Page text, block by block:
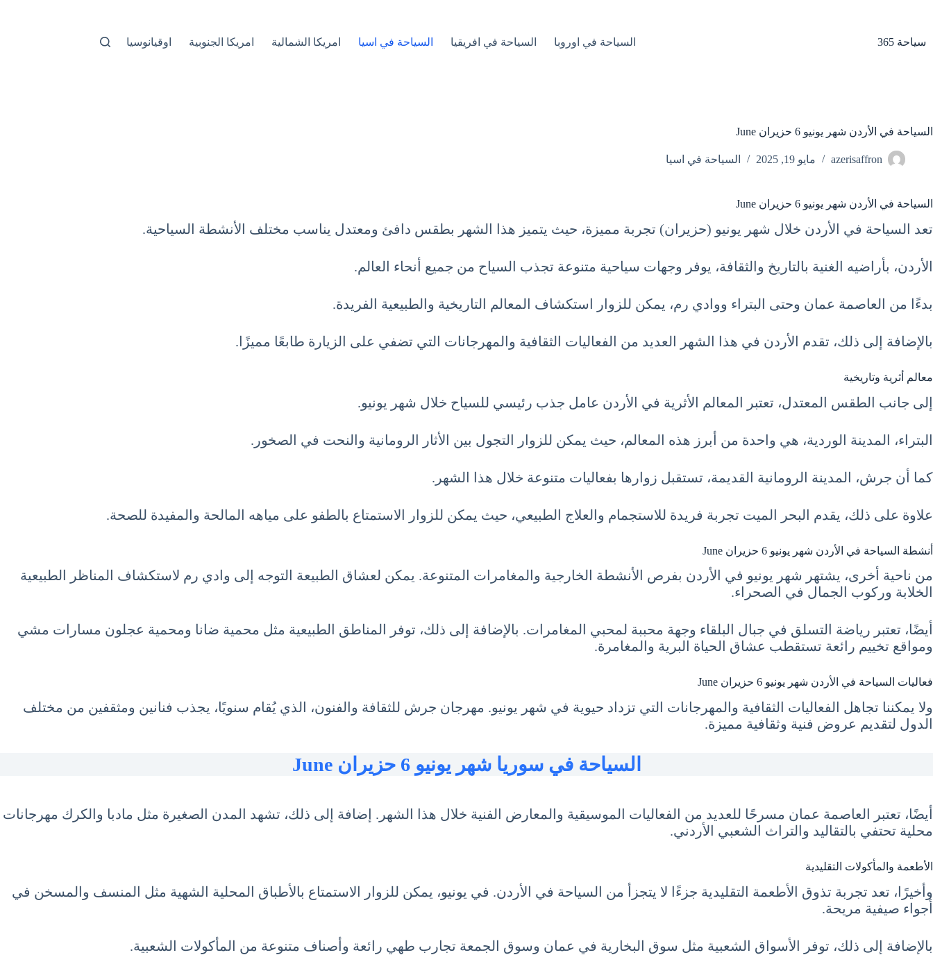
سياحة 365 السياحة في اوروبا السياحة في افريقيا السياحة في اسيا امريكا الشمالية امريكا الجنوبية اوقيانوسيا
السياحة في الأردن شهر يونيو 6 حزيران June
azerisaffron مايو 19, 2025 السياحة في اسيا
السياحة في الأردن شهر يونيو 6 حزيران June
تعد السياحة في الأردن خلال شهر يونيو (حزيران) تجربة مميزة، حيث يتميز هذا الشهر بطقس دافئ ومعتدل يناسب مختلف الأنشطة السياحية.
الأردن، بأراضيه الغنية بالتاريخ والثقافة، يوفر وجهات سياحية متنوعة تجذب السياح من جميع أنحاء العالم.
بدءًا من العاصمة عمان وحتى البتراء ووادي رم، يمكن للزوار استكشاف المعالم التاريخية والطبيعية الفريدة.
بالإضافة إلى ذلك، تقدم الأردن في هذا الشهر العديد من الفعاليات الثقافية والمهرجانات التي تضفي على الزيارة طابعًا مميزًا.
معالم أثرية وتاريخية
إلى جانب الطقس المعتدل، تعتبر المعالم الأثرية في الأردن عامل جذب رئيسي للسياح خلال شهر يونيو.
البتراء، المدينة الوردية، هي واحدة من أبرز هذه المعالم، حيث يمكن للزوار التجول بين الأثار الرومانية والنحت في الصخور.
كما أن جرش، المدينة الرومانية القديمة، تستقبل زوارها بفعاليات متنوعة خلال هذا الشهر.
علاوة على ذلك، يقدم البحر الميت تجربة فريدة للاستجمام والعلاج الطبيعي، حيث يمكن للزوار الاستمتاع بالطفو على مياهه المالحة والمفيدة للصحة.
أنشطة السياحة في الأردن شهر يونيو 6 حزيران June
من ناحية أخرى، يشتهر شهر يونيو في الأردن بفرص الأنشطة الخارجية والمغامرات المتنوعة. يمكن لعشاق الطبيعة التوجه إلى وادي رم لاستكشاف المناظر الطبيعية
الخلابة وركوب الجمال في الصحراء.
أيضًا، تعتبر رياضة التسلق في جبال البلقاء وجهة محببة لمحبي المغامرات. بالإضافة إلى ذلك، توفر المناطق الطبيعية مثل محمية ضانا ومحمية عجلون مسارات مشي
ومواقع تخييم رائعة تستقطب عشاق الحياة البرية والمغامرة.
فعاليات السياحة في الأردن شهر يونيو 6 حزيران June
ولا يمكننا تجاهل الفعاليات الثقافية والمهرجانات التي تزداد حيوية في شهر يونيو. مهرجان جرش للثقافة والفنون، الذي يُقام سنويًا، يجذب فنانين ومثقفين من مختلف
الدول لتقديم عروض فنية وثقافية مميزة.
السياحة في سوريا شهر يونيو 6 حزيران June
أيضًا، تعتبر العاصمة عمان مسرحًا للعديد من الفعاليات الموسيقية والمعارض الفنية خلال هذا الشهر. إضافة إلى ذلك، تشهد المدن الصغيرة مثل مادبا والكرك مهرجانات
محلية تحتفي بالتقاليد والتراث الشعبي الأردني.
الأطعمة والمأكولات التقليدية
وأخيرًا، تعد تجربة تذوق الأطعمة التقليدية جزءًا لا يتجزأ من السياحة في الأردن. في يونيو، يمكن للزوار الاستمتاع بالأطباق المحلية الشهية مثل المنسف والمسخن في
أجواء صيفية مريحة.
بالإضافة إلى ذلك، توفر الأسواق الشعبية مثل سوق البخارية في عمان وسوق الجمعة تجارب طهي رائعة وأصناف متنوعة من المأكولات الشعبية.